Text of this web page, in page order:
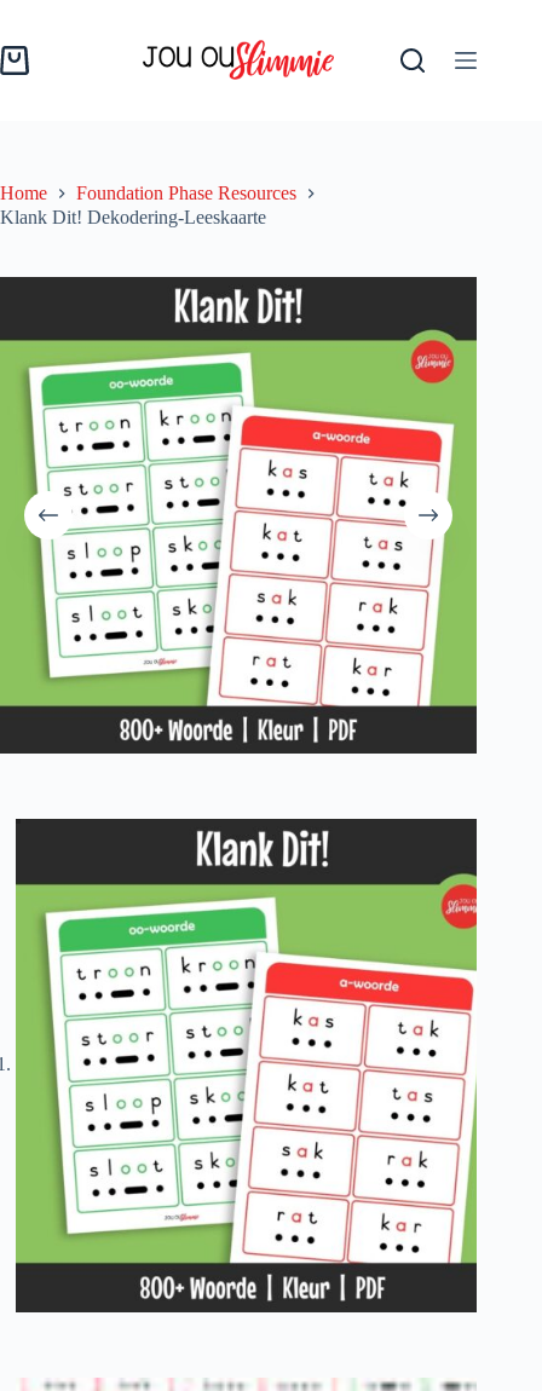
Home
Foundation Phase Resources
Klank Dit! Dekodering-Leeskaarte